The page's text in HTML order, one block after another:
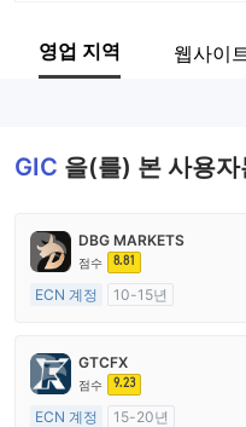
기업 직원
영업 지역 웹사이
GIC 을(를) 본 사용
DBG MARKETS
점수 8.81
ECN 계정
10-15년
외환 거래 라이선스 (MM)
마스터 레이블 MT4
GTCFX
점수 9.23
ECN 계정
15-20년